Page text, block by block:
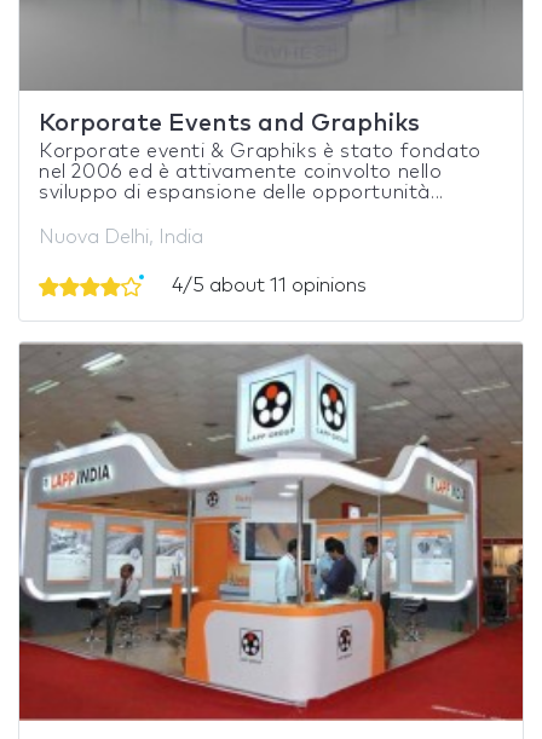
Korporate Events and Graphiks
Korporate eventi & Graphiks è stato fondato
nel 2006 ed è attivamente coinvolto nello
sviluppo di espansione delle opportunità...
Nuova Delhi, India
4/5 about 11 opinions